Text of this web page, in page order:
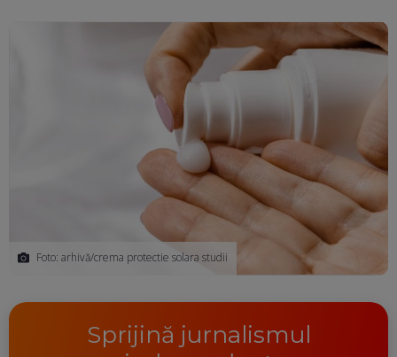
Foto: arhivă/crema protectie solara studii
Sprijină jurnalismul